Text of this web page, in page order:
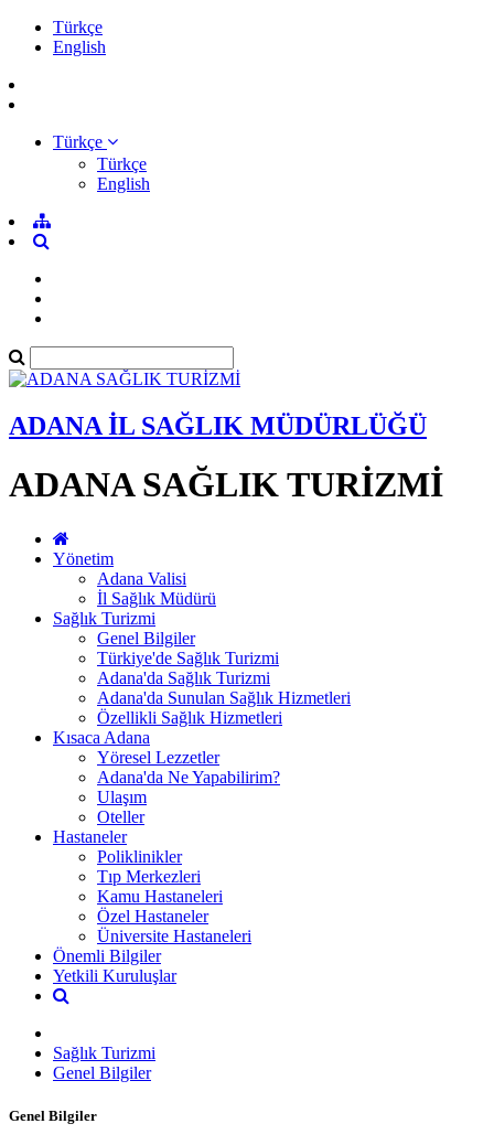
Türkçe
English
Türkçe
Türkçe
English
ADANA İL SAĞLIK MÜDÜRLÜĞÜ
ADANA SAĞLIK TURİZMİ
Yönetim
Adana Valisi
İl Sağlık Müdürü
Sağlık Turizmi
Genel Bilgiler
Türkiye'de Sağlık Turizmi
Adana'da Sağlık Turizmi
Adana'da Sunulan Sağlık Hizmetleri
Özellikli Sağlık Hizmetleri
Kısaca Adana
Yöresel Lezzetler
Adana'da Ne Yapabilirim?
Ulaşım
Oteller
Hastaneler
Poliklinikler
Tıp Merkezleri
Kamu Hastaneleri
Özel Hastaneler
Üniversite Hastaneleri
Önemli Bilgiler
Yetkili Kuruluşlar
Sağlık Turizmi
Genel Bilgiler
Genel Bilgiler